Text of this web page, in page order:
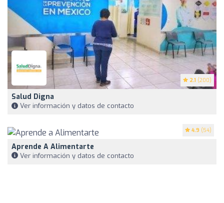
2.1 (200)
Salud Digna
Ver información y datos de contacto
4.9 (54)
Aprende A Alimentarte
Ver información y datos de contacto